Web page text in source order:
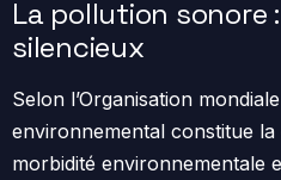
La pollution sonore
silencieux
Selon l’Organisation
environnemental constitue la
morbidité environnementale